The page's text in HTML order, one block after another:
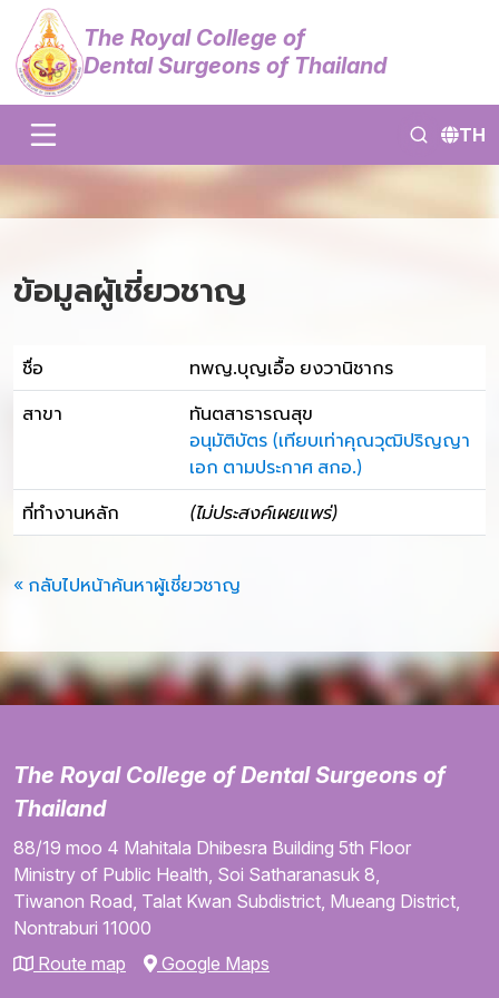
The Royal College of
Dental Surgeons of Thailand
TH
ข้อมูลผู้เชี่ยวชาญ
ชื่อ ทพญ.บุญเอื้อ ยงวานิชากร
สาขา
ทันตสาธารณสุข
อนุมัติบัตร (เทียบเท่าคุณวุฒิปริญญา
เอก ตามประกาศ สกอ.)
ที่ทำงานหลัก (ไม่ประสงค์เผยแพร่)
« กลับไปหน้าค้นหาผู้เชี่ยวชาญ
The Royal College of Dental Surgeons of
Thailand
88/19 moo 4 Mahitala Dhibesra Building 5th Floor
Ministry of Public Health, Soi Satharanasuk 8,
Tiwanon Road, Talat Kwan Subdistrict, Mueang District,
Nontraburi 11000
Route map
Google Maps